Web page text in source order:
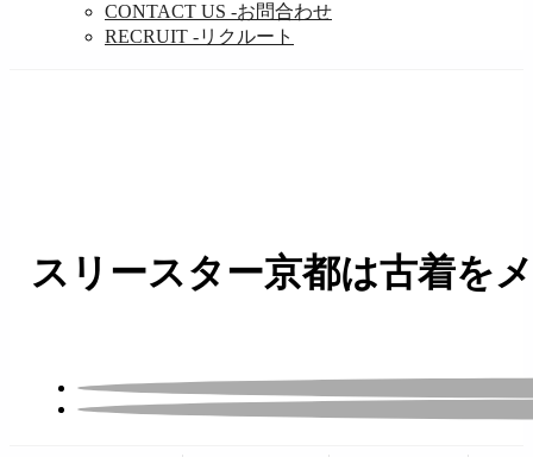
CONTACT US -お問合わせ
RECRUIT -リクルート
スリースター京都は古着を